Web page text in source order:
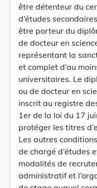
être détenteur du
d’études
être porteur du
de docteur en
représentant la
et complet d’au
universitaires. Le
ou de docteur en
inscrit au registre
1er de la loi du 17
protéger les titres
Les autres
de chargé d’études
modalités de
administratif et